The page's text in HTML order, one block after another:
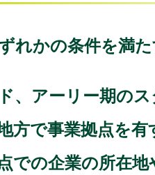
れかの条件を満
、アーリー期の
方で事業拠点を有
での企業の所在地